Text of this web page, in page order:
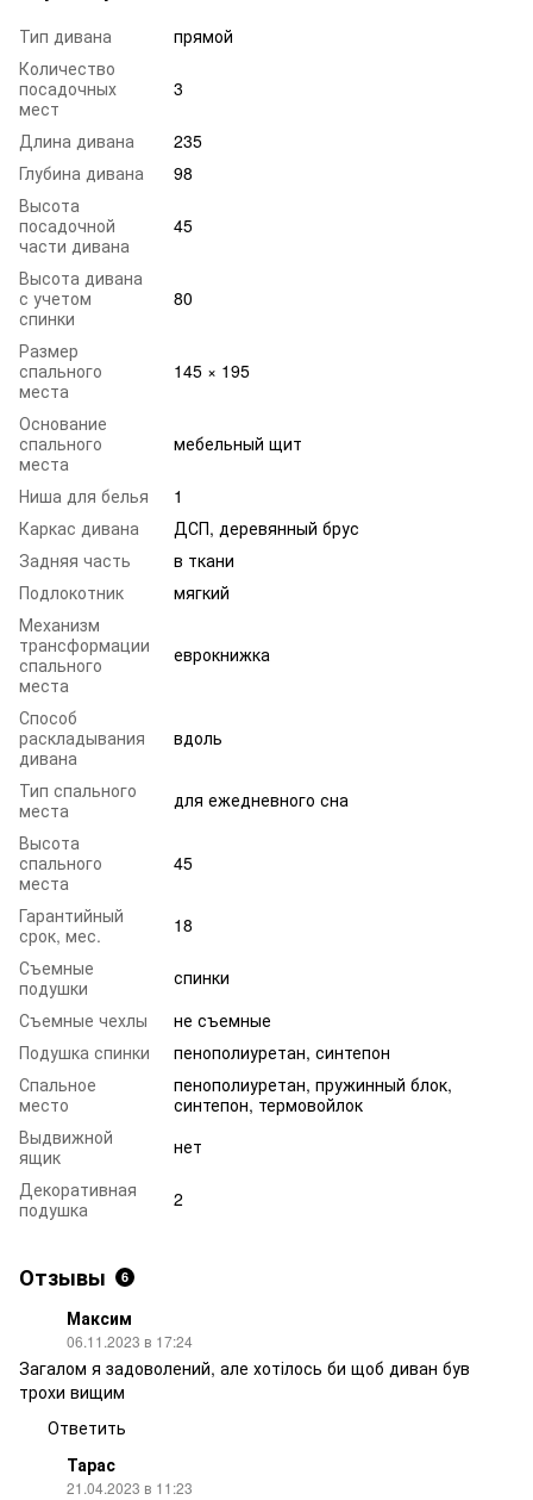
Тип дивана
прямой
Количество
посадочных
мест
3
Длина дивана
235
Глубина дивана
98
Высота
посадочной
части дивана
45
Высота дивана
с учетом
спинки
80
Размер
спального
места
145 × 195
Основание
спального
места
мебельный щит
Ниша для белья
1
Каркас дивана
ДСП, деревянный брус
Задняя часть
в ткани
Подлокотник
мягкий
Механизм
трансформации
спального
места
еврокнижка
Способ
раскладывания
дивана
вдоль
Тип спального
места
для ежедневного сна
Высота
спального
места
45
Гарантийный
срок, мес.
18
Съемные
подушки
спинки
Съемные чехлы
не съемные
Подушка спинки
пенополиуретан, синтепон
Спальное
место
пенополиуретан, пружинный блок,
синтепон, термовойлок
Выдвижной
ящик
нет
Декоративная
подушка
2
Отзывы 6
Максим
06.11.2023 в 17:24
Загалом я задоволений, але хотілось би щоб диван був
трохи вищим
Ответить
Тарас
21.04.2023 в 11:23